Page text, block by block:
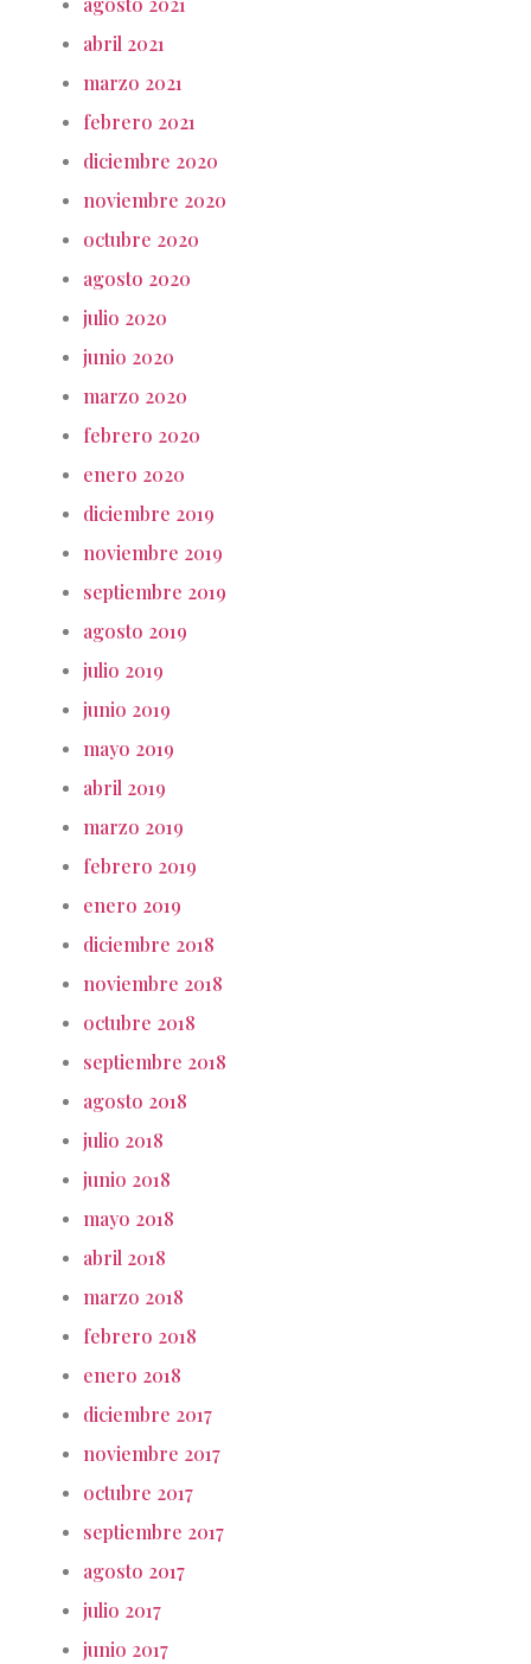
abril 2021
marzo 2021
febrero 2021
diciembre 2020
noviembre 2020
octubre 2020
agosto 2020
julio 2020
junio 2020
marzo 2020
febrero 2020
enero 2020
diciembre 2019
noviembre 2019
septiembre 2019
agosto 2019
julio 2019
junio 2019
mayo 2019
abril 2019
marzo 2019
febrero 2019
enero 2019
diciembre 2018
noviembre 2018
octubre 2018
septiembre 2018
agosto 2018
julio 2018
junio 2018
mayo 2018
abril 2018
marzo 2018
febrero 2018
enero 2018
diciembre 2017
noviembre 2017
octubre 2017
septiembre 2017
agosto 2017
julio 2017
junio 2017